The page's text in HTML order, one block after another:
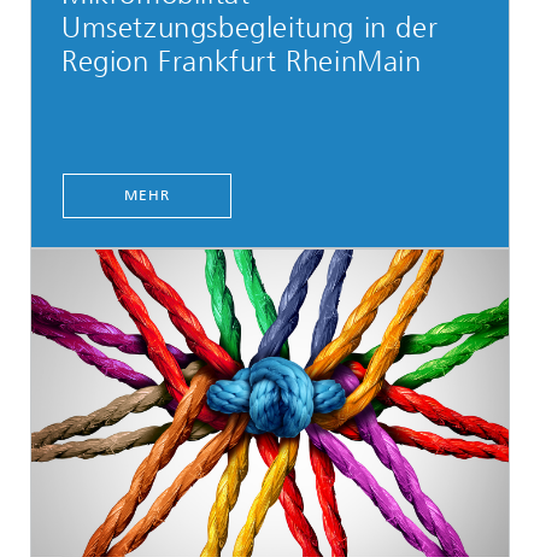
Umsetzungsbegleitung in der
Region Frankfurt RheinMain
MEHR